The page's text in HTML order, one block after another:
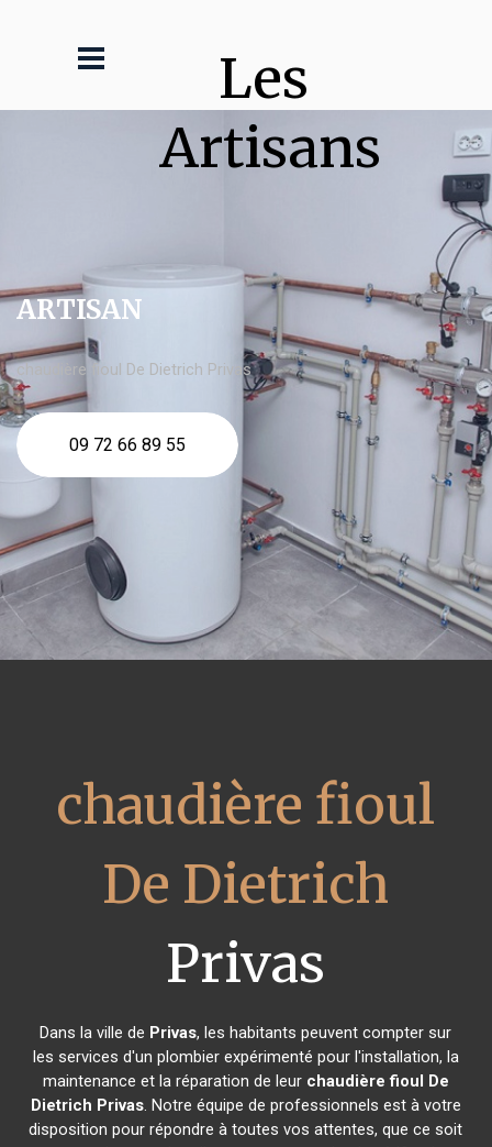
Les
Artisans
ARTISAN
chaudière fioul De Dietrich Privas
09 72 66 89 55
chaudière fioul
De Dietrich
Privas
Dans la ville de Privas, les habitants peuvent compter sur
les services d'un plombier expérimenté pour l'installation, la
maintenance et la réparation de leur chaudière fioul De
Dietrich Privas. Notre équipe de professionnels est à votre
disposition pour répondre à toutes vos attentes, que ce soit